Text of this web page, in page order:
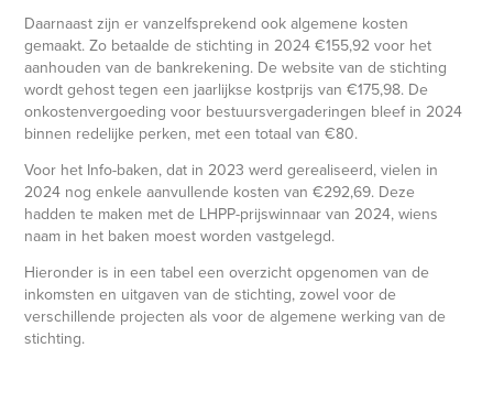
Daarnaast zijn er vanzelfsprekend ook algemene kosten
gemaakt. Zo betaalde de stichting in 2024 €155,92 voor het
aanhouden van de bankrekening. De website van de stichting
wordt gehost tegen een jaarlijkse kostprijs van €175,98. De
onkostenvergoeding voor bestuursvergaderingen bleef in 2024
binnen redelijke perken, met een totaal van €80.
Voor het Info-baken, dat in 2023 werd gerealiseerd, vielen in
2024 nog enkele aanvullende kosten van €292,69. Deze
hadden te maken met de LHPP-prijswinnaar van 2024, wiens
naam in het baken moest worden vastgelegd.
Hieronder is in een tabel een overzicht opgenomen van de
inkomsten en uitgaven van de stichting, zowel voor de
verschillende projecten als voor de algemene werking van de
stichting.